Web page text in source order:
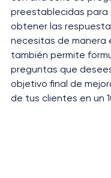
preestablecidas para
obtener las
necesitas de manera
también permite
preguntas que
objetivo final de
de tus clientes en un